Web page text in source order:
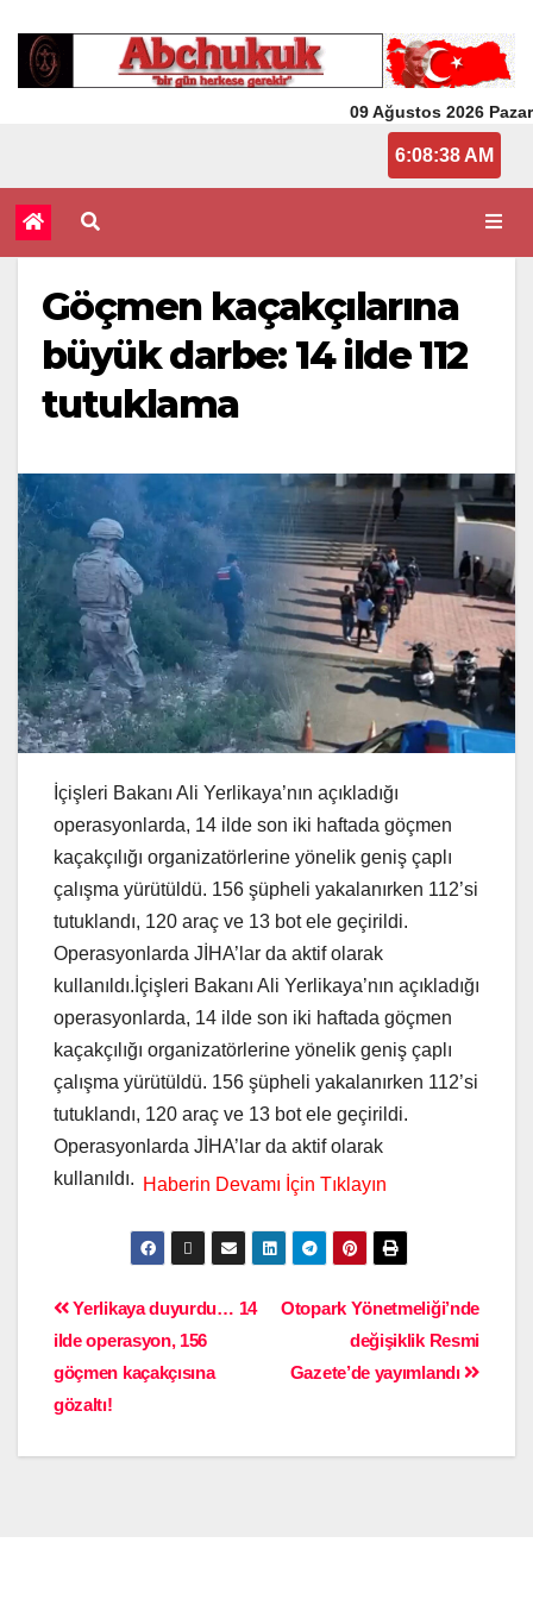
09 Ağustos 2026 Pazar
6:08:38 AM
Göçmen kaçakçılarına
büyük darbe: 14 ilde 112
tutuklama
İçişleri Bakanı Ali Yerlikaya’nın açıkladığı
operasyonlarda, 14 ilde son iki haftada göçmen
kaçakçılığı organizatörlerine yönelik geniş çaplı
çalışma yürütüldü. 156 şüpheli yakalanırken 112’si
tutuklandı, 120 araç ve 13 bot ele geçirildi.
Operasyonlarda JİHA’lar da aktif olarak
kullanıldı.İçişleri Bakanı Ali Yerlikaya’nın açıkladığı
operasyonlarda, 14 ilde son iki haftada göçmen
kaçakçılığı organizatörlerine yönelik geniş çaplı
çalışma yürütüldü. 156 şüpheli yakalanırken 112’si
tutuklandı, 120 araç ve 13 bot ele geçirildi.
Operasyonlarda JİHA’lar da aktif olarak
kullanıldı.
Otopark Yönetmeliği’nde
değişiklik Resmi
Gazete’de yayımlandı
Yerlikaya duyurdu… 14
ilde operasyon, 156
göçmen kaçakçısına
gözaltı!